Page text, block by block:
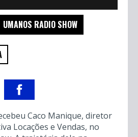
UMANOS RADIO SHOW
Caco Manique, diretor
Locações e Vendas, no